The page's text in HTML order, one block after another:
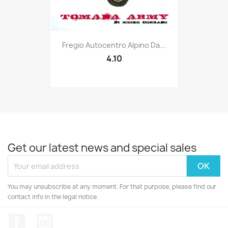
Quick view
Fregio Autocentro Alpino Da...
4.10
Get our latest news and special sales
You may unsubscribe at any moment. For that purpose, please find our
contact info in the legal notice.